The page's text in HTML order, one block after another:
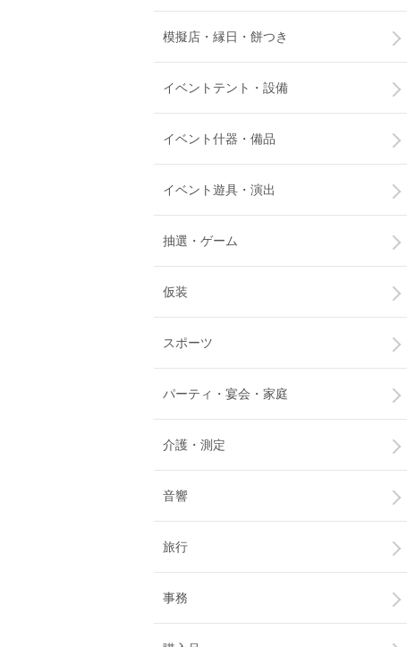
模擬店・縁日・餅つき
イベントテント・設備
イベント什器・備品
イベント遊具・演出
抽選・ゲーム
仮装
スポーツ
パーティ・宴会・家庭
介護・測定
音響
旅行
事務